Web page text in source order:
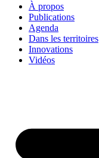
À propos
Publications
Agenda
Dans les territoires
Innovations
Vidéos